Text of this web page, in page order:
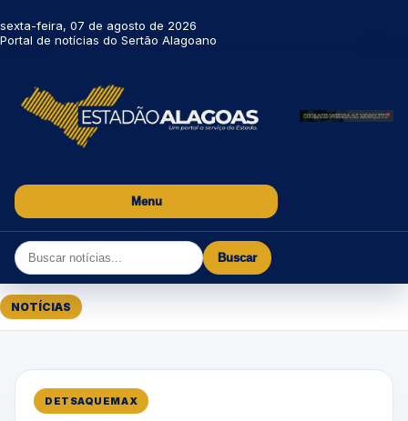
sexta-feira, 07 de agosto de 2026
Portal de notícias do Sertão Alagoano
Menu
Buscar
NOTÍCIAS
DETSAQUEMAX